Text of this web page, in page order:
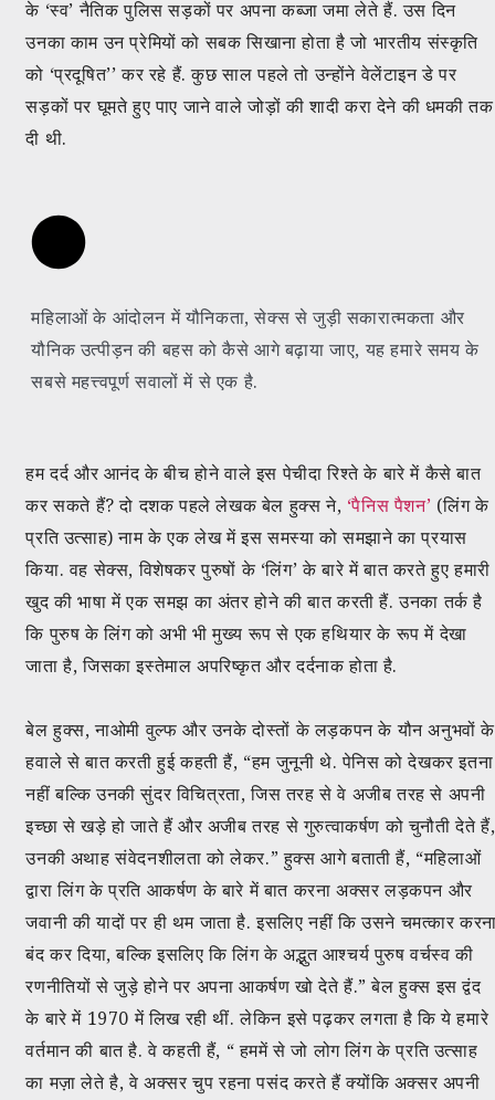
के ‘स्व’ नैतिक पुलिस सड़कों पर अपना कब्जा जमा लेते हैं. उस दिन
उनका काम उन प्रेमियों को सबक सिखाना होता है जो भारतीय संस्कृति
को ‘प्रदूषित’’ कर रहे हैं. कुछ साल पहले तो उन्होंने वेलेंटाइन डे पर
सड़कों पर घूमते हुए पाए जाने वाले जोड़ों की शादी करा देने की धमकी तक
दी थी.
महिलाओं के आंदोलन में यौनिकता, सेक्स से जुड़ी सकारात्मकता और
यौनिक उत्पीड़न की बहस को कैसे आगे बढ़ाया जाए, यह हमारे समय के
सबसे महत्त्वपूर्ण सवालों में से एक है.
हम दर्द और आनंद के बीच होने वाले इस पेचीदा रिश्ते के बारे में कैसे बात
कर सकते हैं? दो दशक पहले लेखक बेल हुक्स ने, ‘पैनिस पैशन’ (लिंग के
प्रति उत्साह) नाम के एक लेख में इस समस्या को समझाने का प्रयास
किया. वह सेक्स, विशेषकर पुरुषों के ‘लिंग’ के बारे में बात करते हुए हमारी
खुद की भाषा में एक समझ का अंतर होने की बात करती हैं. उनका तर्क है
कि पुरुष के लिंग को अभी भी मुख्य रूप से एक हथियार के रूप में देखा
जाता है, जिसका इस्तेमाल अपरिष्कृत और दर्दनाक होता है.
बेल हुक्स, नाओमी वुल्फ और उनके दोस्तों के लड़कपन के यौन अनुभवों के
हवाले से बात करती हुई कहती हैं, “हम जुनूनी थे. पेनिस को देखकर इतना
नहीं बल्कि उनकी सुंदर विचित्रता, जिस तरह से वे अजीब तरह से अपनी
इच्छा से खड़े हो जाते हैं और अजीब तरह से गुरुत्वाकर्षण को चुनौती देते हैं,
उनकी अथाह संवेदनशीलता को लेकर.” हुक्स आगे बताती हैं, “महिलाओं
द्वारा लिंग के प्रति आकर्षण के बारे में बात करना अक्सर लड़कपन और
जवानी की यादों पर ही थम जाता है. इसलिए नहीं कि उसने चमत्कार
बंद कर दिया, बल्कि इसलिए कि लिंग के अद्भुत आश्चर्य पुरुष वर्चस्व की
रणनीतियों से जुड़े होने पर अपना आकर्षण खो देते हैं.” बेल हुक्स इस द्वंद
के बारे में 1970 में लिख रही थीं. लेकिन इसे पढ़कर लगता है कि ये हमारे
वर्तमान की बात है. वे कहती हैं, “ हममें से जो लोग लिंग के प्रति उत्साह
का मज़ा लेते है, वे अक्सर चुप रहना पसंद करते हैं क्योंकि अक्सर अपनी